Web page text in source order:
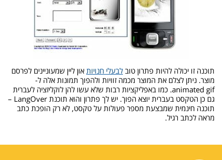
תוכנה זו יכולה להיות פתרון טוב לבעלי חנויות און ליין שמעוניינים לפרסם
מוצר. ניתן לצלם את המוצר מכמה זוויות ולהפוך תמונות אלה ל-
animated gif. כמו באפליקציות רבות שלא עשו להן לוקליזציה לעברית
גם כן הטקסט בעברית יוצא הפוך. יש לך פתרון והוא תוכנת LangOver –
תוכנה חינמית שמבצעת מספר פעולות על טקסט, לא רק הופכת כתב
מראה לכתב רגיל.